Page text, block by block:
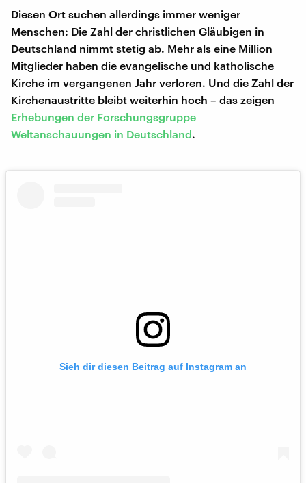
Diesen Ort suchen allerdings immer weniger
Menschen: Die Zahl der christlichen Gläubigen in
Deutschland nimmt stetig ab. Mehr als eine Million
Mitglieder haben die evangelische und katholische
Kirche im vergangenen Jahr verloren. Und die Zahl der
Kirchenaustritte bleibt weiterhin hoch – das zeigen
Erhebungen der Forschungsgruppe
Weltanschauungen in Deutschland.
Sieh dir diesen Beitrag auf Instagram an